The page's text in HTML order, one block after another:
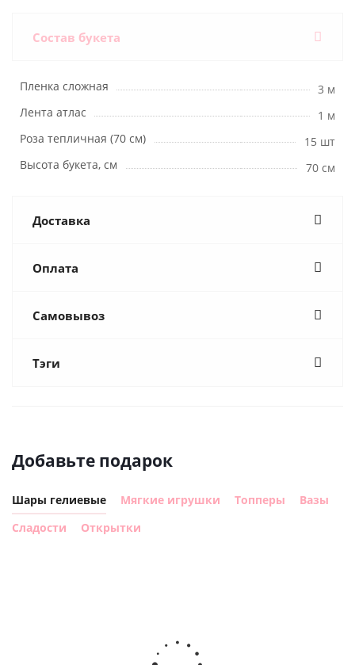
Состав букета
Пленка сложная
3 м
Лента атлас
1 м
Роза тепличная (70 см)
15 шт
Высота букета, см
70 см
Доставка
Оплата
Самовывоз
Тэги
Добавьте подарок
Шары гелиевые Мягкие игрушки Топперы
Вазы
Сладости
Открытки